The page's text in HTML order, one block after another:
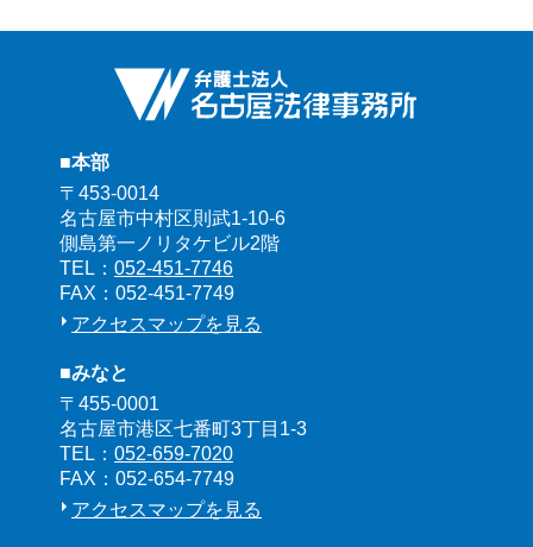
■本部
〒453-0014
名古屋市中村区則武1-10-6
側島第一ノリタケビル2階
TEL： 052-451-7746
FAX：052-451-7749
アクセスマップを見る
■みなと
〒455-0001
名古屋市港区七番町3丁目1-3
TEL： 052-659-7020
FAX：052-654-7749
アクセスマップを見る